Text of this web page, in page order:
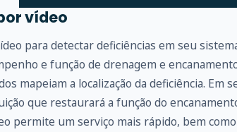
vídeo
para detectar deficiências em seu
e função de drenagem e
mapeiam a localização da deficiência. Em
que restaurará a função do
permite um serviço mais rápido, bem